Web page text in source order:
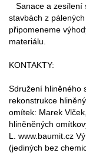
Sanace a zesílení
stavbách z
připomeneme
materiálu.
KONTAKTY:
Sdružení hliněného
rekonstrukce
omítek: Marek
hliněněných
L. www.baumit.cz
(jediných bez